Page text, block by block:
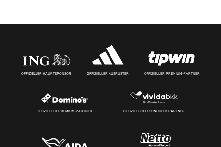
OFFIZIELLER HAUPTSPONSOR OFFIZIELLER AUSRÜSTER OFFIZIELLER PREMIUM-PARTNER
OFFIZIELLER PREMIUM-PARTNER OFFIZIELLER GESUNDHEITSPARTNER